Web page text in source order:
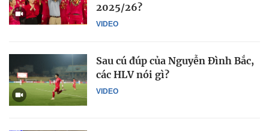
VIDEO
2025/26?
VIDEO
Sau cú đúp của Nguyễn Đình Bắc,
các HLV nói gì?